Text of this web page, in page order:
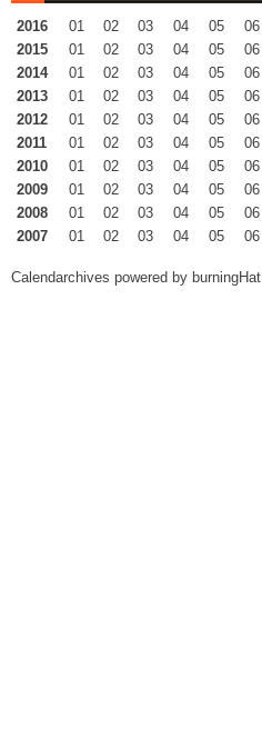
2016 01 02 03 04 05 06
2015
01 02 03 04 05 06
2014
01 02 03 04 05 06
2013
01 02 03 04 05 06
2012
01 02 03 04 05 06
2011
01 02 03 04 05 06
2010
01 02 03 04 05 06
2009
01 02 03 04 05 06
2008
01 02 03 04 05 06
2007
01 02 03 04 05 06
Calendarchives powered by burningHat